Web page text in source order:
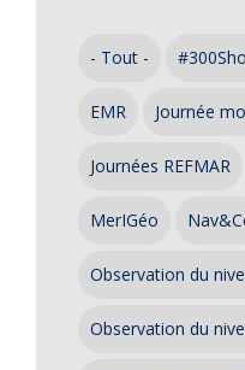
- Tout -
EMR Journée
Journées REFMAR
MerIGéo
Observation du
Observation du